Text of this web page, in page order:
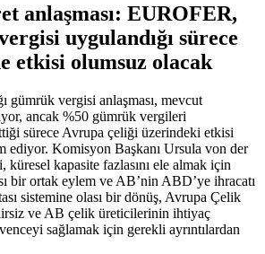
anlaşması: EUROFER,
uygulandığı sürece
etkisi olumsuz olacak
gümrük vergisi anlaşması, mevcut
ancak %50 gümrük vergileri
sürece Avrupa çeliği üzerindeki etkisi
ediyor. Komisyon Başkanı Ursula von der
kapasite fazlasını ele almak için
bir ortak eylem ve AB’nin ABD’ye ihracatı
sistemine olası bir dönüş, Avrupa Çelik
ve AB çelik üreticilerinin ihtiyaç
sağlamak için gerekli ayrıntılardan